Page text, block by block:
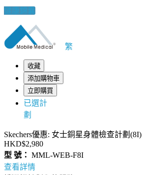
健康錦囊
繁
收藏
添加購物車
立即購買
已選計
劃
Skechers優惠: 女士銅星身體檢查計劃(8I)
HKD$2,980
型 號： MML-WEB-F8I
查看詳情